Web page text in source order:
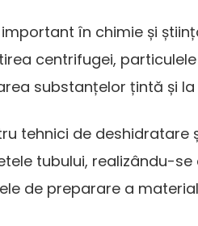
în chimie și
centrifugei,
substanțelor țintă și
tehnici de
tubului, realizându-
de preparare a